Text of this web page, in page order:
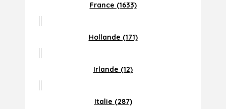
France (1633)
Hollande (171)
Irlande (12)
Italie (287)